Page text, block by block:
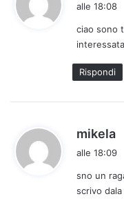
e
t
t
o
alle 18:08
ciao sono
Rispondi
mikela
e
t
alle 18:09
sno un
scrivo